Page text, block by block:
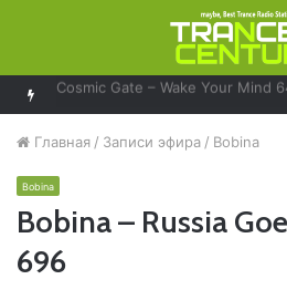
Bobina – Russia Goes Clubbing
Главная / Записи эфира / Bobina
Bobina
Bobina – Russia
696